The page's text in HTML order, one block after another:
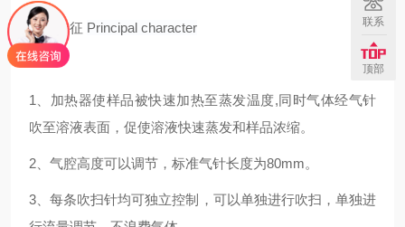
主要特征 Principal character
1、加热器使样品被快速加热至蒸发温度,同时气体经气针
吹至溶液表面，促使溶液快速蒸发和样品浓缩。
2、气腔高度可以调节，标准气针长度为80mm。
3、每条吹扫针均可独立控制，可以单独进行吹扫，单独进
联系
顶部